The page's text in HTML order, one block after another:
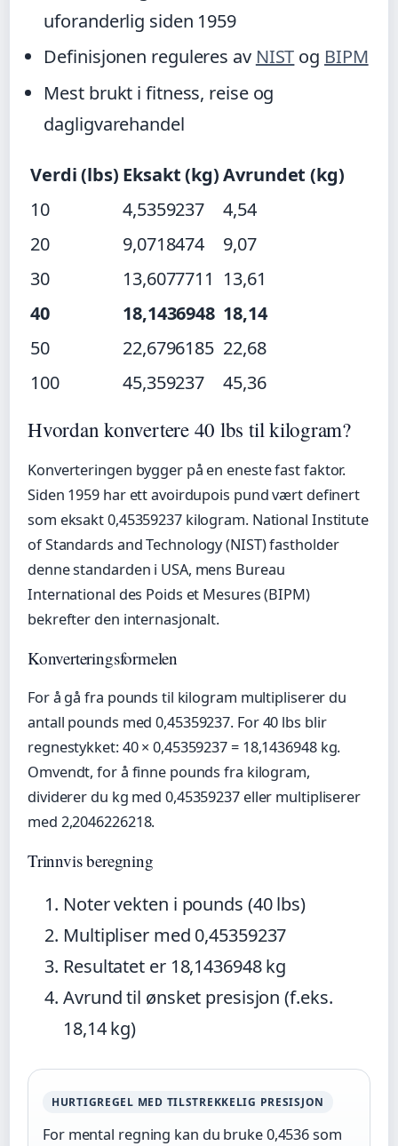
uforanderlig siden 1959
Definisjonen reguleres av NIST og BIPM
Mest brukt i fitness, reise og
dagligvarehandel
Verdi (lbs) Eksakt (kg)Avrundet (kg)
10
4,5359237
4,54
20
9,0718474
9,07
30
13,6077711 13,61
40
18,1436948 18,14
50
22,6796185 22,68
100
45,359237 45,36
Hvordan konvertere 40 lbs til kilogram?
Konverteringen bygger på en eneste fast faktor.
Siden 1959 har ett avoirdupois pund vært definert
som eksakt 0,45359237 kilogram. National Institute
of Standards and Technology (NIST) fastholder
denne standarden i USA, mens Bureau
International des Poids et Mesures (BIPM)
bekrefter den internasjonalt.
Konverteringsformelen
For å gå fra pounds til kilogram multipliserer du
antall pounds med 0,45359237. For 40 lbs blir
regnestykket: 40 × 0,45359237 = 18,1436948 kg.
Omvendt, for å finne pounds fra kilogram,
dividerer du kg med 0,45359237 eller multipliserer
med 2,2046226218.
Trinnvis beregning
Noter vekten i pounds (40 lbs)
Multipliser med 0,45359237
Resultatet er 18,1436948 kg
Avrund til ønsket presisjon (f.eks.
18,14 kg)
HURTIGREGEL MED TILSTREKKELIG PRESISJON
For mental regning kan du bruke 0,4536 som